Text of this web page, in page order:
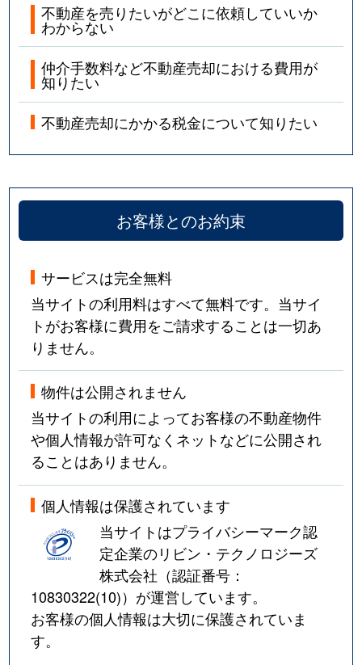
不動産を売りたいがどこに依頼していいか
わからない
仲介手数料など不動産売却における費用が
知りたい
不動産売却にかかる税金について知りたい
お客様とのお約束
サービスは完全無料
当サイトの利用料はすべて無料です。当サイ
トがお客様に費用をご請求することは一切あ
りません。
物件は公開されません
当サイトの利用によってお客様の不動産物件
や個人情報が許可なくネットなどに公開され
ることはありません。
個人情報は保護されています
当サイトはプライバシーマーク認
定企業のリビン・テクノロジーズ
株式会社（認証番号：
10830322(10)）が運営しています。
お客様の個人情報は大切に保護されていま
す。